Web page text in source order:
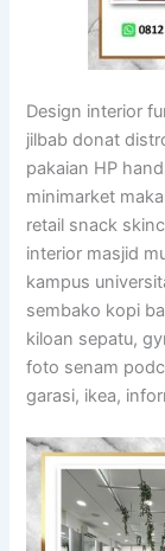
Design interior
jilbab donat
pakaian HP
minimarket
retail snack
interior masjid
kampus
sembako kopi
kiloan sepatu,
foto senam
garasi, ikea,